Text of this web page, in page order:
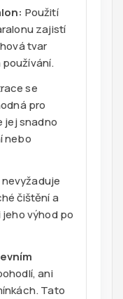
Použití
zajistí
tvar
se
pro
jej snadno
nebo
čištění a
výhod po
ani
Tato